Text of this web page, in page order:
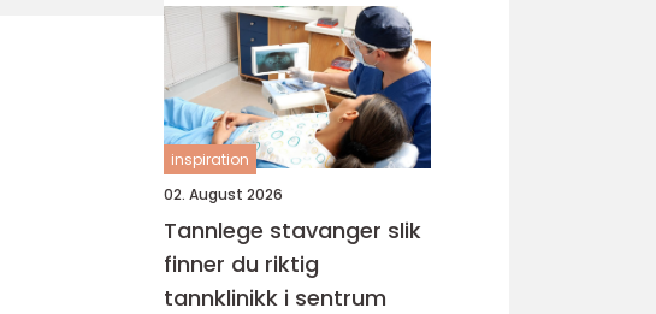
inspiration
02. August 2026
Tannlege stavanger slik
finner du riktig
tannklinikk i sentrum